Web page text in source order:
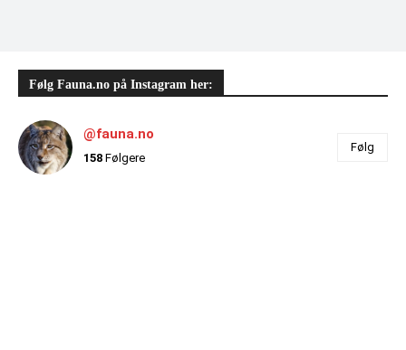
Følg Fauna.no på Instagram her:
@fauna.no
158 Følgere
Følg